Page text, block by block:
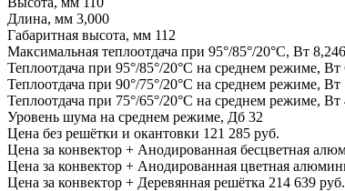
Длина, мм 3,000
Габаритная высота, мм 112
Максимальная теплоотдача при 95°/85°/20°С, Вт 8,246
Теплоотдача при 95°/85°/20°С на среднем режиме, Вт
Теплоотдача при 90°/75°/20°С на среднем режиме, Вт
Теплоотдача при 75°/65°/20°С на среднем режиме, Вт
Уровень шума на среднем режиме, Дб 32
Цена без решётки и окантовки 121 285 руб.
Цена за конвектор + Анодированная бесцветная
Цена за конвектор + Анодированная цветная
Цена за конвектор + Деревянная решётка 214 639 руб.